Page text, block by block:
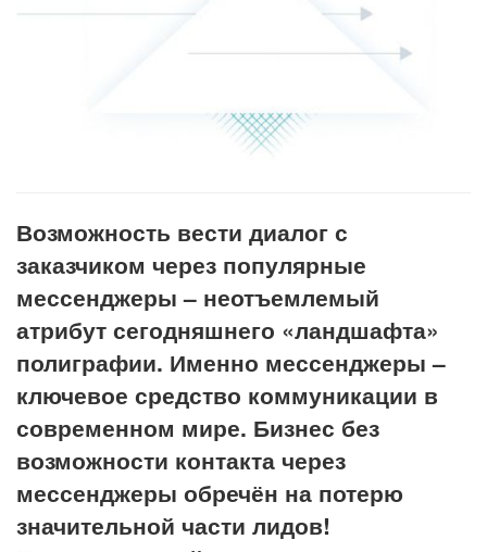
Возможность вести диалог с
заказчиком через популярные
мессенджеры – неотъемлемый
атрибут сегодняшнего «ландшафта»
полиграфии. Именно мессенджеры –
ключевое средство коммуникации в
современном мире. Бизнес без
возможности контакта через
мессенджеры обречён на потерю
значительной части лидов!